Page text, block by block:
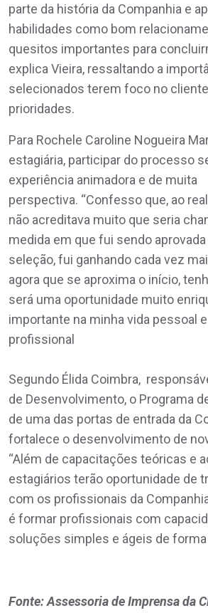
parte da história da Companhia e
habilidades como bom
quesitos importantes para
explica Vieira, ressaltando a
selecionados terem foco no
prioridades.
Para Rochele Caroline Nogueira
estagiária, participar do processo
experiência animadora e de muita
perspectiva. “Confesso que, ao
não acreditava muito que seria
medida em que fui sendo
seleção, fui ganhando cada vez
agora que se aproxima o início,
será uma oportunidade muito
importante na minha vida pessoal
profissional
Segundo Élida Coimbra,
de Desenvolvimento, o Programa
de uma das portas de entrada da
fortalece o desenvolvimento de
“Além de capacitações teóricas e
estagiários terão oportunidade de
com os profissionais da
é formar profissionais com
soluções simples e ágeis de forma
Fonte: Assessoria de Imprensa da